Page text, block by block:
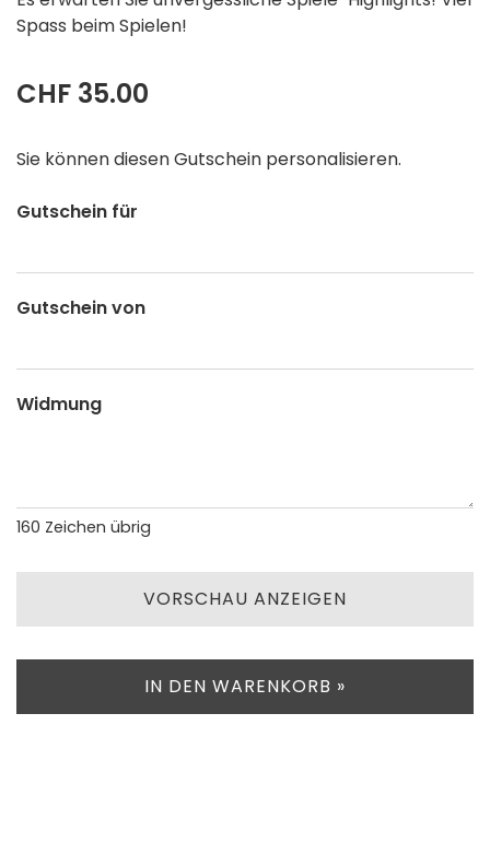
Spass beim Spielen!
CHF 35.00
Sie können diesen Gutschein personalisieren.
Gutschein für
Gutschein von
Widmung
160 Zeichen übrig
VORSCHAU ANZEIGEN
IN DEN WARENKORB »